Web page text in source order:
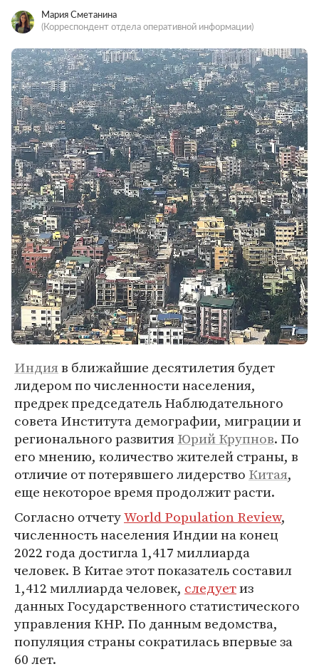
Мария Сметанина
(Корреспондент отдела оперативной информации)
Индияв ближайшие десятилетия будет
лидером по численности населения,
предрек председатель Наблюдательного
совета Института демографии, миграции и
регионального развитияЮрий Крупнов. По
его мнению, количество жителей страны, в
отличие от потерявшего лидерство Китая,
еще некоторое время продолжит расти.
Согласно отчетуWorld Population Review,
численность населения Индии на конец
2022 года достигла 1,417 миллиарда
человек. В Китае этот показатель составил
1,412 миллиарда человек, следуетиз
данных Государственного статистического
управления КНР. По данным ведомства,
популяция страны сократилась впервые за
60 лет.